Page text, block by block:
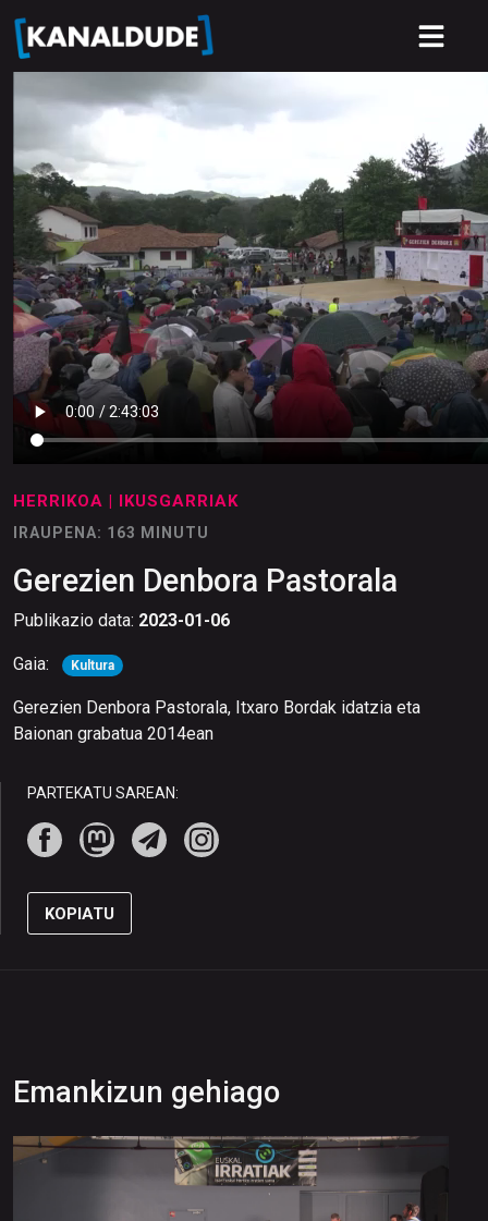
HERRIKOA | IKUSGARRIAK
IRAUPENA: 163 MINUTU
Gerezien Denbora Pastorala
Publikazio data: 2023-01-06
Gaia: Kultura
Gerezien Denbora Pastorala, Itxaro Bordak idatzia eta
Baionan grabatua 2014ean
PARTEKATU SAREAN:
KOPIATU
Emankizun gehiago